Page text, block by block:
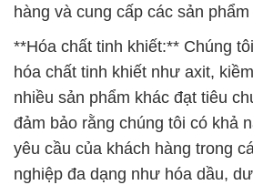
hàng và cung cấp các sản phẩm
**Hóa chất tinh khiết:** Chúng
hóa chất tinh khiết như axit,
nhiều sản phẩm khác đạt tiêu
đảm bảo rằng chúng tôi có khả
yêu cầu của khách hàng trong
nghiệp đa dạng như hóa dầu,